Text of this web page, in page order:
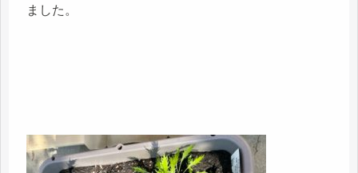
ました。